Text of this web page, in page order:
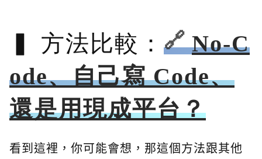
方法比較：
No-C
ode、自己寫 Code、
還是用現成平台？
看到這裡，你可能會想，那這個方法跟其他